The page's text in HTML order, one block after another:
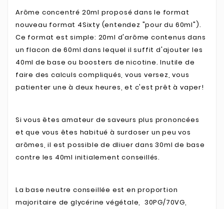
Arôme concentré 20ml proposé dans le format
nouveau format 4Sixty (entendez "pour du 60ml").
Ce format est simple: 20ml d'arôme contenus dans
un flacon de 60ml dans lequel il suffit d'ajouter les
40ml de base ou boosters de nicotine. Inutile de
faire des calculs compliqués, vous versez, vous
patienter une à deux heures, et c'est prêt à vaper!
Si vous êtes amateur de saveurs plus prononcées
et que vous êtes habitué à surdoser un peu vos
arômes, il est possible de dliuer dans 30ml de base
contre les 40ml initialement conseillés.
La base neutre conseillée est en proportion
majoritaire de glycérine végétale, 30PG/70VG,